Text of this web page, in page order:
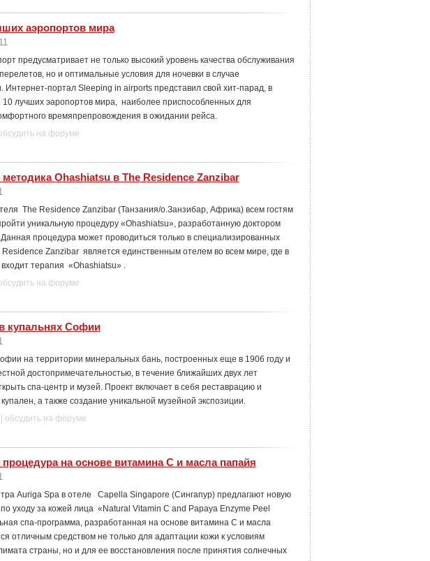
аэропортов мира
предусматривает не только высокий уровень качества обслуживания
но и оптимальные условия для ночевки в случае
Интернет-портал Sleeping in airports представил свой хит-парад, в
лучших эаропортов мира, наиболее приспособленных для
времяпрепровождения в ожидании рейса.
на форуме
Ohashiatsu в The Residence Zanzibar
The Residence Zanzibar (Танзания/о.Занзибар, Африка) всем гостям
уникальную процедуру «Ohashiatsu», разработанную доктором
процедура может проводиться только в специализированных
Zanzibar является единственным отелем во всем мире, где в
входит терапия «Ohashiatsu» .
на форуме
купальнях Софии
на территории минеральных бань, построенных еще в 1906 году и
достопримечательностью, в течение ближайших двух лет
спа-центр и музей. Проект включает в себя реставрацию и
а также создание уникальной музейной экспозиции.
обсудить на форуме
на основе витамина С и масла папайя
Auriga Spa в отеле Сapella Singapore (Сингапур) предлагают новую
уходу за кожей лица «Natural Vitamin C and Papaya Enzyme Peel
спа-программа, разработанная на основе витамина С и масла
отличным средством не только для адаптации кожи к условиям
страны, но и для ее восстановления после принятия солнечных